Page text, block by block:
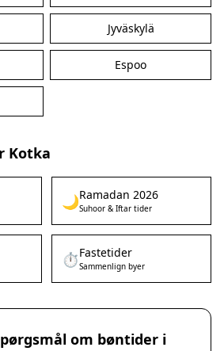
Jyväskylä
Espoo
Kotka
🌙Ramadan 2026
Suhoor & Iftar tider
⏱️Fastetider
Sammenlign byer
om bøntider i